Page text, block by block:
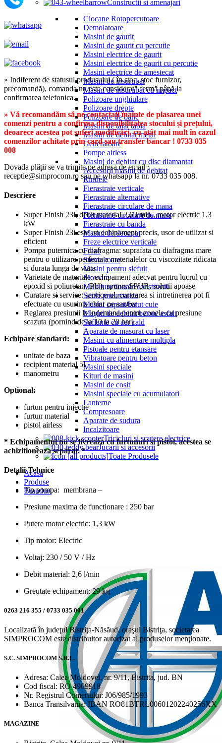
Constructii si amenajari
Ciocane Rotopercutoare
Demolatoare
Masini de gaurit
Masini de gaurit cu percutie
Masini electrice de gaurit
Masini electrice de gaurit cu percutie
Masini electrice de amestecat
Masini de insurubat
Masini de insurubat cu impact
Polizoare unghiulare
Polizoare drepte
Polizoare de banc
Masini de taiat tabla
Masini de debitat metal
Generatoare
Pompe airless
Masini de debitat cu disc diamantat
Accesorii masini de debitat
Rindele
Fierastraie verticale
Fierastraie alternative
Fierastraie circulare de mana
Fierastraie circulare de masa
Fierastraie cu banda
Masini de decupat
Freze electrice verticale
Freze
Stemuitoare
Masini pentru slefuit
Motoare
Multifunctionale constructii
Scule pneumatice
Masini capsat/batut cuie
Mașini de debitat beton/ asfalt
Suflante cu aer cald
Aparate de masurat cu laser
Masini cu alimentare multipla
Pistoale pentru etansare
Vibratoare pentru beton
Masini speciale
Kituri de masini
Masini de cosit
Masini speciale cu acumulatori
Lanterne
Compresoare
Aparate de sudura
Incalzitoare
Tricicluri si scutere electrice
Jucarii si accesorii
Toate Produsele
Acasa
Produse
Branduri
» Indiferent de statusul produsului ( în stoc, stoc furnizor,
precomandă), comanda nu este considerată fermă până la
confirmarea telefonica.
» Vă recomandăm să ne contactați înainte de plasarea unei
comenzi pentru a confirma disponibilitatea stocului și prețului,
deoarece acestea pot suferi modificări, cu atât mai mult în cazul
comenzilor achitate prin card sau transfer bancar ! 0733 035
008
Dovada plății se va trimite pe adresa de email :
receptie@simprocom.ro sau pe whatsapp la nr. 0733 035 008.
Descriere
Super Finish 23i, debit material 2,6 l/min., motor electric 1,3
kW
Super Finish 23i este un echipament precis, usor de utilizat si
eficient
Pompa puternica cu diafragma: suprafata cu diafragma mare
pentru o utilizare perfecta a materialelor cu viscozitate ridicata
si durata lunga de viata
Varietate de materiale: echipament adecvat pentru lucrul cu
epoxid si poliuretan (PU), spuma SPUR, solutii apoase
Curatare si service: service-ul, curatarea si intretinerea pot fi
efectuate cu usurinta chiar pe santier
Reglarea presiunii la indemana pentru zonele cu presiune
scazuta (pornind de la 10 la 20 bar)
Echipare standard:
unitate de baza
recipient material 5l
manometru
Optional:
furtun pentru injectie
furtun material
pistol airless
* Echipamentul nu se livreaza cu furtunuri si pistol, acestea se
achizitioneaza separat. *
Detalii Tehnice
Tip pompa: membrana –
Presiune maxima de functionare : 250 bar
Putere motor electric: 1,3 kW
Tip motor: Electric
Voltaj: 230 / 50 V / Hz
Debit material: 2,6 l/min
Greutate echipament: 29 kg
0263 216 355 / 0733 035 001
Localizată în judeţul Bistriţa-Năsăud, oraşul Bistriţa, societatea
SIMPROCOM este distribuitor autorizat al produselor menţionate.
S.C. SIMPROCOM S.R.L.
Adresa: Calea Moldovei, nr. 9/11, Bistrita, jud. BN
Cod fiscal: RO 4909918
Nr. Registrul Comertului: J06/985/1993
Banca Transilvania: IBAN RO81BTRL00601202240256XX
MAGAZINE